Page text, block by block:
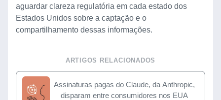
aguardar clareza regulatória em cada estado dos
Estados Unidos sobre a captação e o
compartilhamento dessas informações.
ARTIGOS RELACIONADOS
Assinaturas pagas do Claude, da Anthropic,
disparam entre consumidores nos EUA